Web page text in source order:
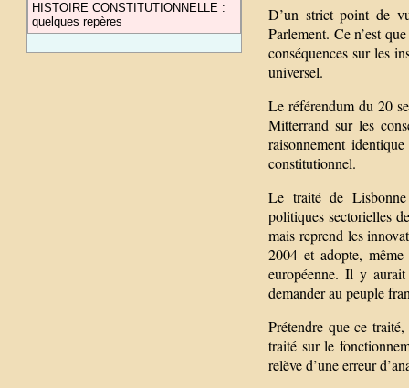
HISTOIRE CONSTITUTIONNELLE :
quelques repères
D’un strict point de
Parlement. Ce n’est
conséquences sur les
universel.
Le référendum du 20
Mitterrand sur les
raisonnement
constitutionnel.
Le traité de Lisbonne
politiques sectorielles
mais reprend les
2004 et adopte,
européenne. Il y
demander au peuple
Prétendre que ce
traité sur le
relève d’une erreur